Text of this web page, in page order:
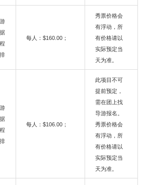
每人：$160.00；
秀票价格会
有浮动，所
有价格请以
实际预定当
天为准。
每人：$106.00；
此项目不可
提前预定，
需在团上找
导游报名。
秀票价格会
有浮动，所
有价格请以
实际预定当
天为准。